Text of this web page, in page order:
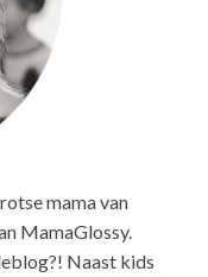
mama van
MamaGlossy.
Naast kids